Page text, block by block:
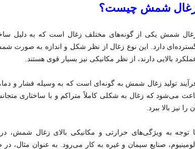
شمش چیست؟
شمش یکی از گونه‌های مختلف زغال است که به دلیل
دارد. این نوع زغال از نظر شکل و اندازه به صورت
بالایی دارند، از نظر مکانیکی نیز بسیار قوی هستند.
تولید زغال شمش به گونه‌ای است که به وسیله فشار و
می‌شود که زغال به شکلی کاملاً متراکم و با ساختاری
را نیز بالا ببرد.
توجه به ویژگی‌های حرارتی و مکانیکی بالای زغال شمش، در
صنایع سیمان و غیره به کار می‌رود. به عنوان مثال،